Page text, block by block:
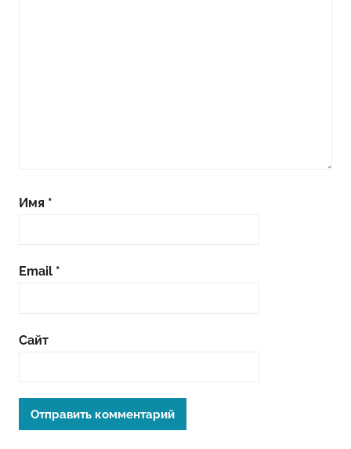
Имя *
Email *
Сайт